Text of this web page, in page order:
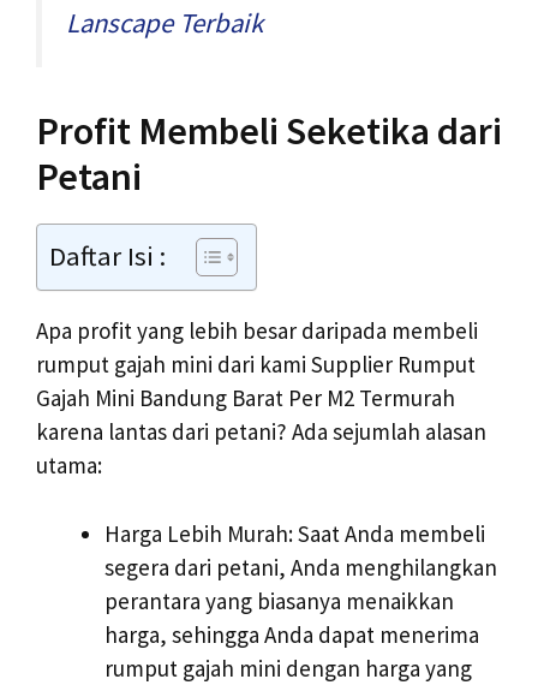
Lanscape Terbaik
Profit Membeli Seketika dari
Petani
Daftar Isi :
Apa profit yang lebih besar daripada membeli
rumput gajah mini dari kami Supplier Rumput
Gajah Mini Bandung Barat Per M2 Termurah
karena lantas dari petani? Ada sejumlah alasan
utama:
Harga Lebih Murah: Saat Anda membeli
segera dari petani, Anda menghilangkan
perantara yang biasanya menaikkan
harga, sehingga Anda dapat menerima
rumput gajah mini dengan harga yang